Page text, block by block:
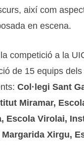
així com
en escena.
competició a la
de 15 equips
Col·legi Sant
Miramar,
Escola Virolai,
Xirgu,